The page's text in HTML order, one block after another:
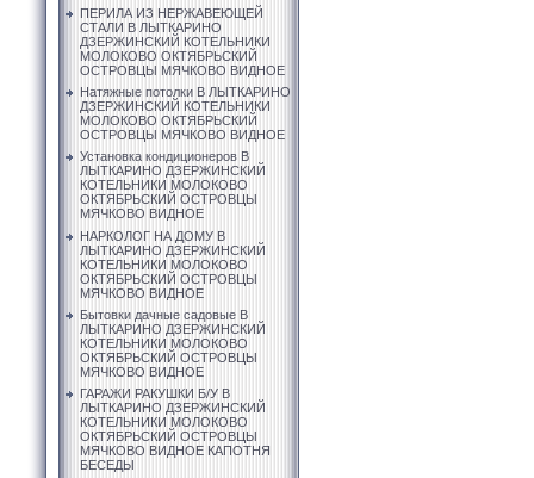
ПЕРИЛА ИЗ НЕРЖАВЕЮЩЕЙ
СТАЛИ В ЛЫТКАРИНО
ДЗЕРЖИНСКИЙ КОТЕЛЬНИКИ
МОЛОКОВО ОКТЯБРЬСКИЙ
ОСТРОВЦЫ МЯЧКОВО ВИДНОЕ
Натяжные потолки В ЛЫТКАРИНО
ДЗЕРЖИНСКИЙ КОТЕЛЬНИКИ
МОЛОКОВО ОКТЯБРЬСКИЙ
ОСТРОВЦЫ МЯЧКОВО ВИДНОЕ
Установка кондиционеров В
ЛЫТКАРИНО ДЗЕРЖИНСКИЙ
КОТЕЛЬНИКИ МОЛОКОВО
ОКТЯБРЬСКИЙ ОСТРОВЦЫ
МЯЧКОВО ВИДНОЕ
НАРКОЛОГ НА ДОМУ В
ЛЫТКАРИНО ДЗЕРЖИНСКИЙ
КОТЕЛЬНИКИ МОЛОКОВО
ОКТЯБРЬСКИЙ ОСТРОВЦЫ
МЯЧКОВО ВИДНОЕ
Бытовки дачные садовые В
ЛЫТКАРИНО ДЗЕРЖИНСКИЙ
КОТЕЛЬНИКИ МОЛОКОВО
ОКТЯБРЬСКИЙ ОСТРОВЦЫ
МЯЧКОВО ВИДНОЕ
ГАРАЖИ РАКУШКИ Б/У В
ЛЫТКАРИНО ДЗЕРЖИНСКИЙ
КОТЕЛЬНИКИ МОЛОКОВО
ОКТЯБРЬСКИЙ ОСТРОВЦЫ
МЯЧКОВО ВИДНОЕ КАПОТНЯ
БЕСЕДЫ